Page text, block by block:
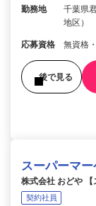
勤務地
千葉県
地区）
応募資格 無資格
後で見る
スーパーマ
株式会社 おどや 【
契約社員